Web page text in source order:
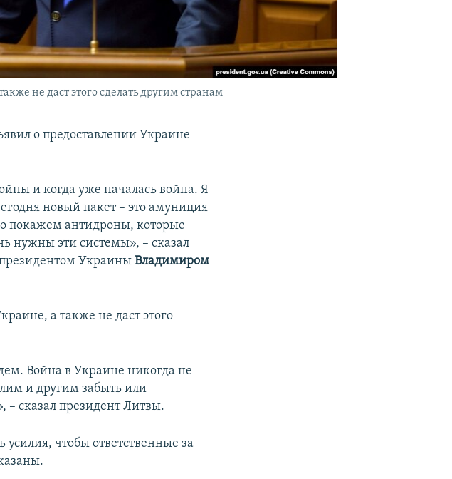
не даст этого сделать другим странам
о предоставлении Украине
и когда уже началась война. Я
новый пакет – это амуниция
покажем антидроны, которые
нужны эти системы», – сказал
президентом УкраиныВладимиром
а также не даст этого
Война в Украине никогда не
и другим забыть или
– сказал президент Литвы.
чтобы ответственные за